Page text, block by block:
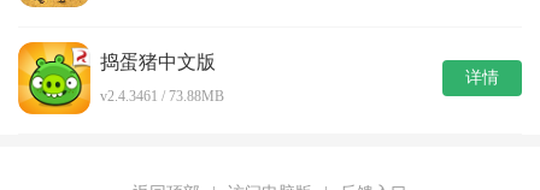
捣蛋猪中文版
v2.4.3461 / 73.88MB
详情